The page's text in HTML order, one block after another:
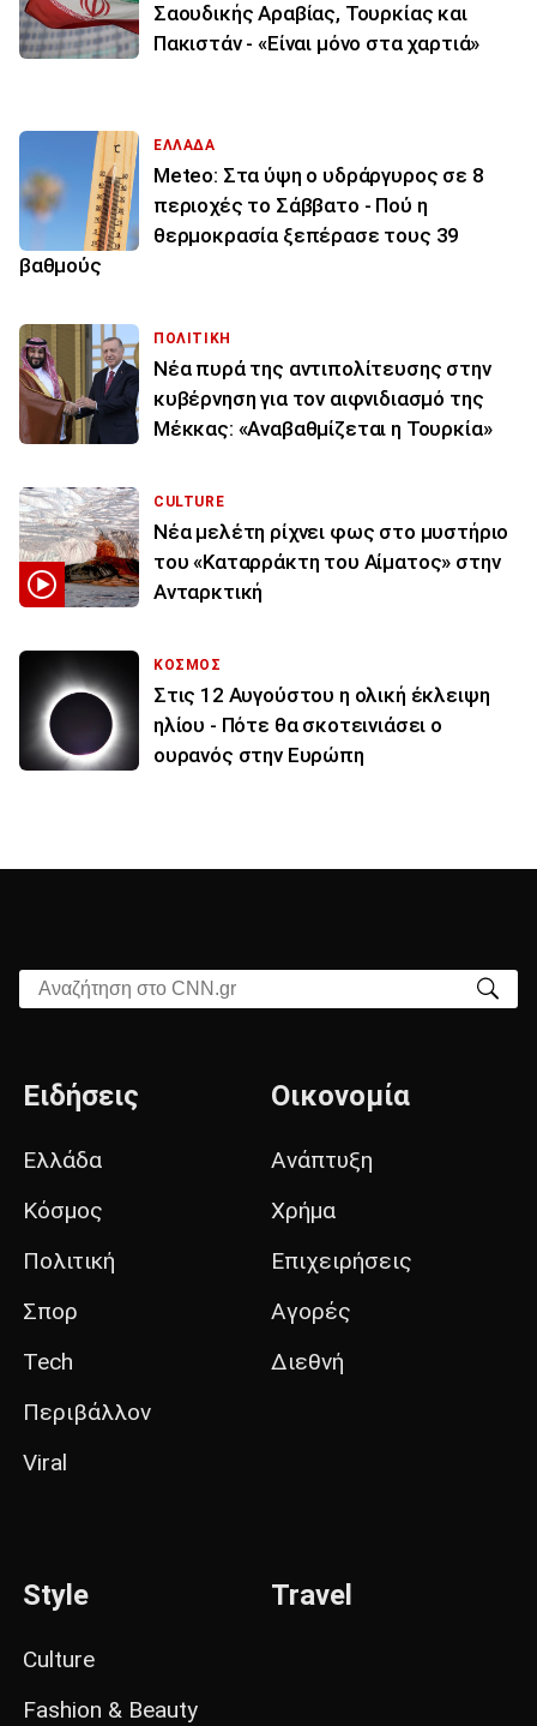
Σαουδικής Αραβίας, Τουρκίας και
Πακιστάν - «Είναι μόνο στα χαρτιά»
ΕΛΛΑΔΑ
Meteo: Στα ύψη ο υδράργυρος σε 8
περιοχές το Σάββατο - Πού η
θερμοκρασία ξεπέρασε τους 39
βαθμούς
ΠΟΛΙΤΙΚΗ
Νέα πυρά της αντιπολίτευσης στην
κυβέρνηση για τον αιφνιδιασμό της
Μέκκας: «Αναβαθμίζεται η Τουρκία»
CULTURE
Νέα μελέτη ρίχνει φως στο μυστήριο
του «Καταρράκτη του Αίματος» στην
Ανταρκτική
ΚΟΣΜΟΣ
Στις 12 Αυγούστου η ολική έκλειψη
ηλίου - Πότε θα σκοτεινιάσει ο
ουρανός στην Ευρώπη
Αναζήτηση στο CNN.gr
Ειδήσεις
Ελλάδα
Κόσμος
Πολιτική
Σπορ
Tech
Περιβάλλον
Viral
Οικονομία
Ανάπτυξη
Χρήμα
Επιχειρήσεις
Αγορές
Διεθνή
Style
Culture
Fashion & Beauty
Travel